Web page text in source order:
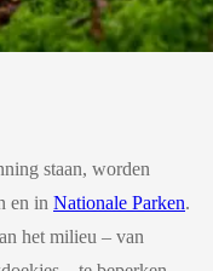
staan, worden
en in Nationale Parken.
het milieu – van